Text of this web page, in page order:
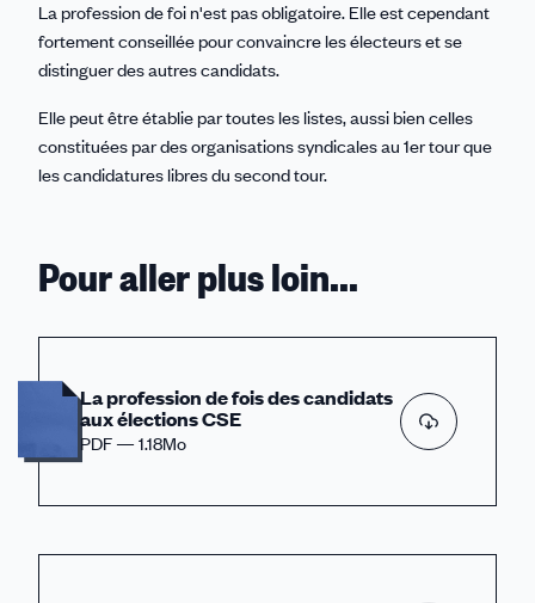
Linkedin
Facebook
Threads
Bluesky
email
La profession de foi n'est pas obligatoire. Elle est cependant
fortement conseillée pour convaincre les électeurs et se
distinguer des autres candidats.
Elle peut être établie par toutes les listes, aussi bien celles
constituées par des organisations syndicales au 1er tour que
les candidatures libres du second tour.
Pour aller plus loin...
La profession de fois des candidats
aux élections CSE
PDF — 1.18Mo